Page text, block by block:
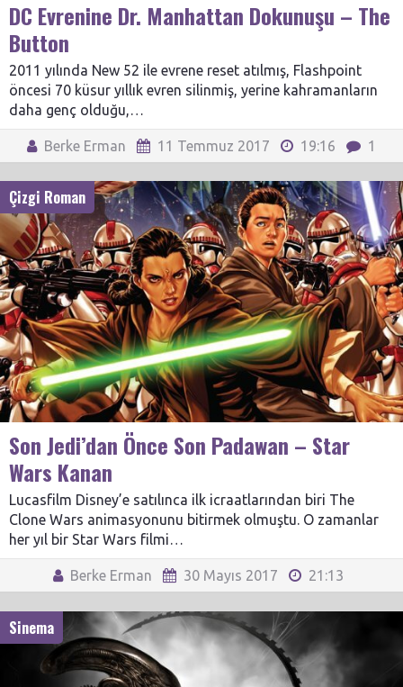
DC Evrenine Dr. Manhattan Dokunuşu – The
Button
2011 yılında New 52 ile evrene reset atılmış, Flashpoint
öncesi 70 küsur yıllık evren silinmiş, yerine kahramanların
daha genç olduğu,…
Berke Erman 11 Temmuz 2017 19:16 1
Çizgi Roman
Son Jedi’dan Önce Son Padawan – Star
Wars Kanan
Lucasfilm Disney’e satılınca ilk icraatlarından biri The
Clone Wars animasyonunu bitirmek olmuştu. O zamanlar
her yıl bir Star Wars filmi…
Berke Erman 30 Mayıs 2017 21:13
Sinema